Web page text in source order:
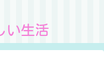
い生活